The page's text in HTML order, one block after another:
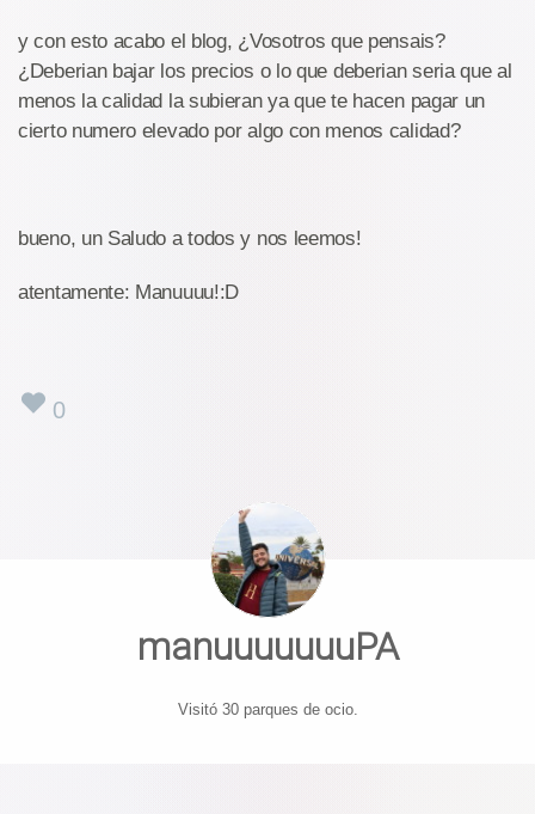
y con esto acabo el blog, ¿Vosotros que pensais?
¿Deberian bajar los precios o lo que deberian seria que al
menos la calidad la subieran ya que te hacen pagar un
cierto numero elevado por algo con menos calidad?
bueno, un Saludo a todos y nos leemos!
atentamente: Manuuuu!:D
0
manuuuuuuuPA
Visitó 30 parques de ocio.